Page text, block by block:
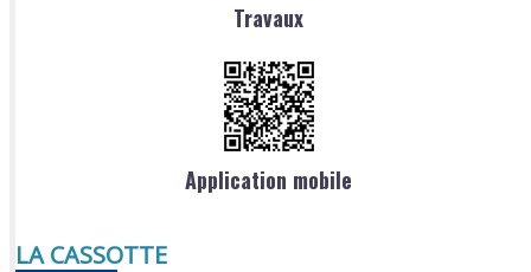
Travaux
Application mobile
LA CASSOTTE